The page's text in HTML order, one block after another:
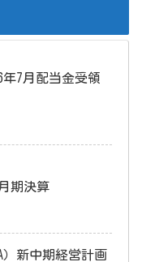
7月配当金受領
月期決算
）新中期経営計画